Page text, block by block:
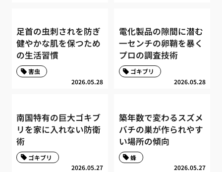
足首の虫刺されを防ぎ
健やかな肌を保つため
の生活習慣
2026.05.28
害虫
電化製品の隙間に潜む
一センチの卵鞘を暴く
プロの調査技術
2026.05.28
ゴキブリ
南国特有の巨大ゴキブ
リを家に入れない防衛
術
2026.05.27
ゴキブリ
築年数で変わるスズメ
バチの巣が作られやす
い場所の傾向
2026.05.27
蜂